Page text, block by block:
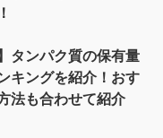
タンパク質の保有量
キングを紹介！おす
法も合わせて紹介